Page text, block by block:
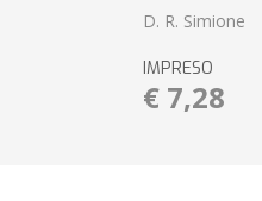
D. R. Simione
IMPRESO
€ 7,28